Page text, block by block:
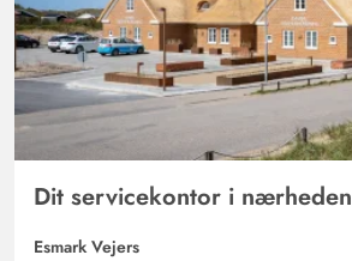
Dit servicekontor i nærheden
Esmark Vejers